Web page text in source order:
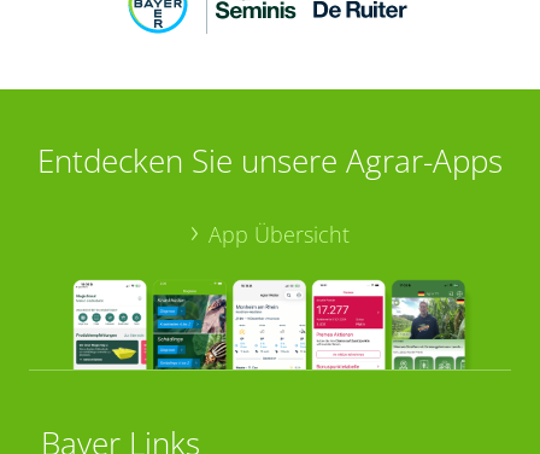
Entdecken Sie unsere Agrar-Apps
App Übersicht
Bayer Links